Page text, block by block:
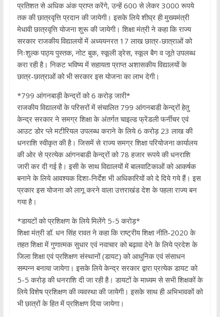
प्रतिशत से अधिक अंक प्राप्त करेंगे, उन्हें 600 से लेकर 3000 रूपये
तक की छात्रवृत्ति प्रदान की जायेगी। इसके लिये शीघ्र ही मुख्यमंत्री
मेधावी छात्रवृत्ति योजना शुरू की जायेगी। शिक्षा मंत्री ने कहा कि राज्य
सरकार राजकीय विद्यालयों में अध्ययनरत 17 लाख छात्र-छात्राओं को
निःशुल्क पाठ्य पुस्तक, नोट बुक, स्कूली ड्रेस, स्कूल बैग व जूते उपलब्ध
करा रही है। निकट भविष्य में सहायता प्राप्त अशासकीय विद्यालयों के
छात्र-छात्राओं को भी सरकार इस योजना का लाभ देगी।
*799 आंगनबाड़ी केन्द्रों को 6 करोड़ जारी*
राजकीय विद्यालयों के परिसरों में संचालित 799 आंगनबाडी केन्द्रों हेतु
केन्द्र सरकार ने समग्र शिक्षा के अंतर्गत चाइल्ड फ्रेंडली फर्नीचर एवं
आउट डोर प्ले मटीरियल उपलब्ध कराने के लिये 6 करोड़ 23 लाख की
धनराशि स्वीकृत की है। जिसमें से राज्य समग्र शिक्षा परियोजना कार्यालय
की ओर से प्रत्येक आंगनबाडी केन्द्रों को 78 हजार रूपये की धनराशि
जारी कर दी गई है। इसी के साथ विद्यालयों में बालवाटिकाओं को आकर्षक
बनाने के लिये आवश्यक दिशा-निर्देश भी अधिकारियों को दे दिये गये हैं। इस
प्रकार इस योजना को लागू करने वाला उत्तराखंड देश के पहला राज्य बन
गया है।
*डायटों को प्रशिक्षण के लिये मिलेंगे 5-5 करोड़*
शिक्षा मंत्री डॉ. धन सिंह रावत ने कहा कि राष्ट्रीय शिक्षा नीति-2020 के
तहत शिक्षा में गुणात्मक सुधार एवं नवाचार को बढ़ावा देने के लिये प्रदेश के
जिला शिक्षा एवं प्रशिक्षण संस्थानों (डायट) को आधुनिक एवं संसाधन
सम्पन्न बनाया जायेगा। इसके लिये केन्द्र सरकार द्वारा प्रत्येक डायट को
5-5 करोड़ की धनराशि दी जा रही है। डायटों के माध्यम से सभी शिक्षकों के
लिये विशेष प्रशिक्षण की व्यवस्था की जायेगी। इसके साथ ही अभिभावकों को
भी छात्रों के हित में प्रशिक्षण दिया जायेगा।